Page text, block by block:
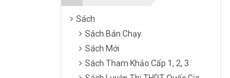
Sách
Sách Bán Chạy
Sách Mới
Sách Tham Khảo Cấp 1, 2, 3